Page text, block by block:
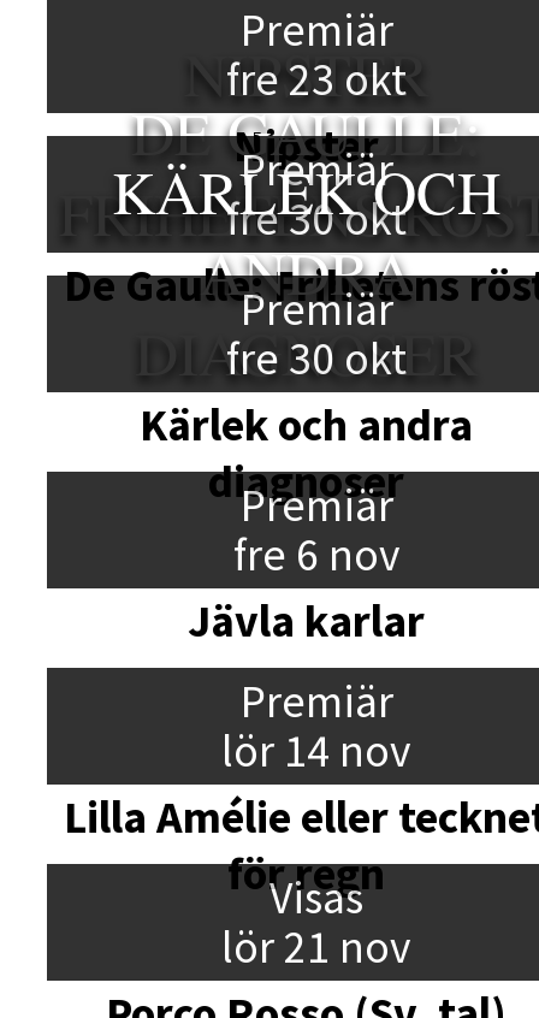
NIPSTER
Premiär
fre 23 okt
Nipster
DE GAULLE:
FRIHETENS
Premiär
fre 30 okt
De Gaulle: Frihetens
KÄRLEK OCH
ANDRA
DIAGNOSER
Premiär
fre 30 okt
Kärlek och andra
diagnoser
Premiär
fre 6 nov
Jävla karlar
Premiär
lör 14 nov
Lilla Amélie eller
för regn
Visas
lör 21 nov